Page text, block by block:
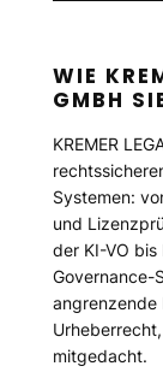
WIE
GMBH
KREMER
Systemen:
und
der KI-VO bis
Governance-
angrenzende
mitgedacht.